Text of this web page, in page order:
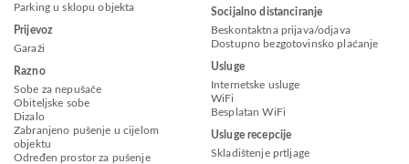
Parking u sklopu objekta
Prijevoz
Garaži
Razno
Sobe za nepušače
Obiteljske sobe
Dizalo
Zabranjeno pušenje u cijelom
objektu
Određen prostor za pušenje
Socijalno distanciranje
Beskontaktna prijava/odjava
Dostupno bezgotovinsko plaćanje
Usluge
Internetske usluge
WiFi
Besplatan WiFi
Usluge recepcije
Skladištenje prtljage